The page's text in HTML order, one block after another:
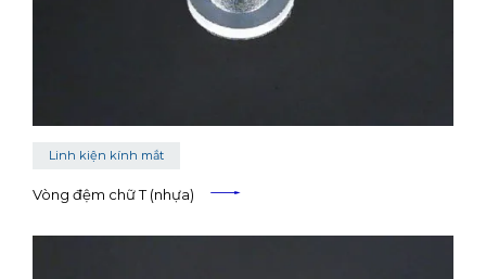
Linh kiện kính mắt
Vòng đệm chữ T (nhựa)